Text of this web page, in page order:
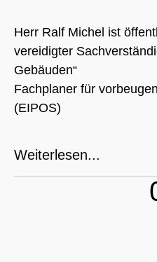
Herr Ralf Michel ist
vereidigter
Gebäuden“
Fachplaner für
(EIPOS)
Weiterlesen...